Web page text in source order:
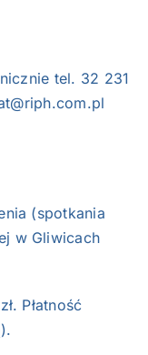
tel. 32 231
(spotkania
w Gliwicach
Płatność